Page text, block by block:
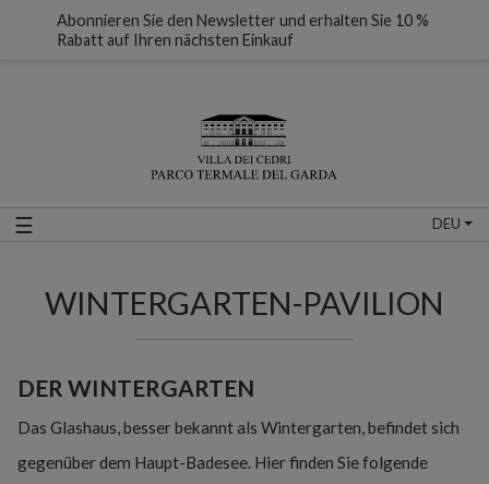
☰ DEU
WINTERGARTEN-PAVILION
DER WINTERGARTEN
Das Glashaus, besser bekannt als Wintergarten, befindet sich
gegenüber dem Haupt-Badesee. Hier finden Sie folgende
Abonnieren Sie den Newsletter und erhalten Sie 10 %
Rabatt auf Ihren nächsten Einkauf